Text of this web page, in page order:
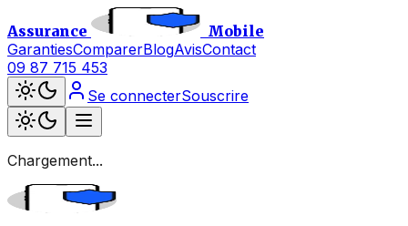
Assurance
Mobile
GarantiesComparerBlogAvisContact
09 87 715 453
Se connecterSouscrire
Chargement...